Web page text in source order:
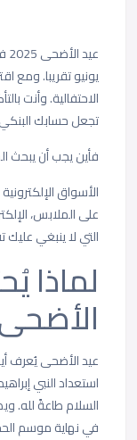
يونيو تقريبا. ومع
الاحتفالية. وأنت
تجعل حسابك
فأين يجب أن يبحث
الأسواق
على الملابس،
التي لا ينبغي عليك
لماذا
عيد الأضحى يُعرف
استعداد النبي
السلام طاعةً لله.
في نهاية موسم